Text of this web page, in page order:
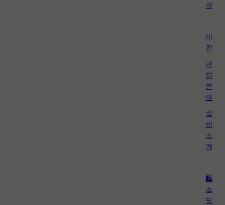
사
비
전
사
업
분
야
설
비
소
개
🛍️
쇼
핑